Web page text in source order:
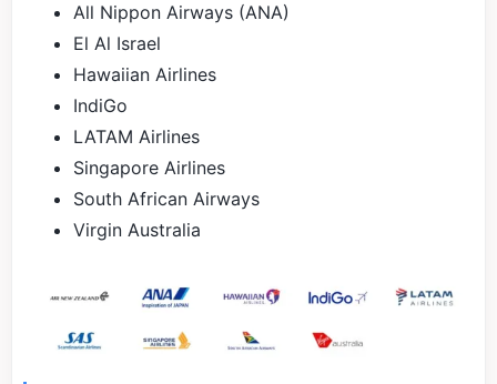
All Nippon Airways (ANA)
El Al Israel
Hawaiian Airlines
IndiGo
LATAM Airlines
Singapore Airlines
South African Airways
Virgin Australia